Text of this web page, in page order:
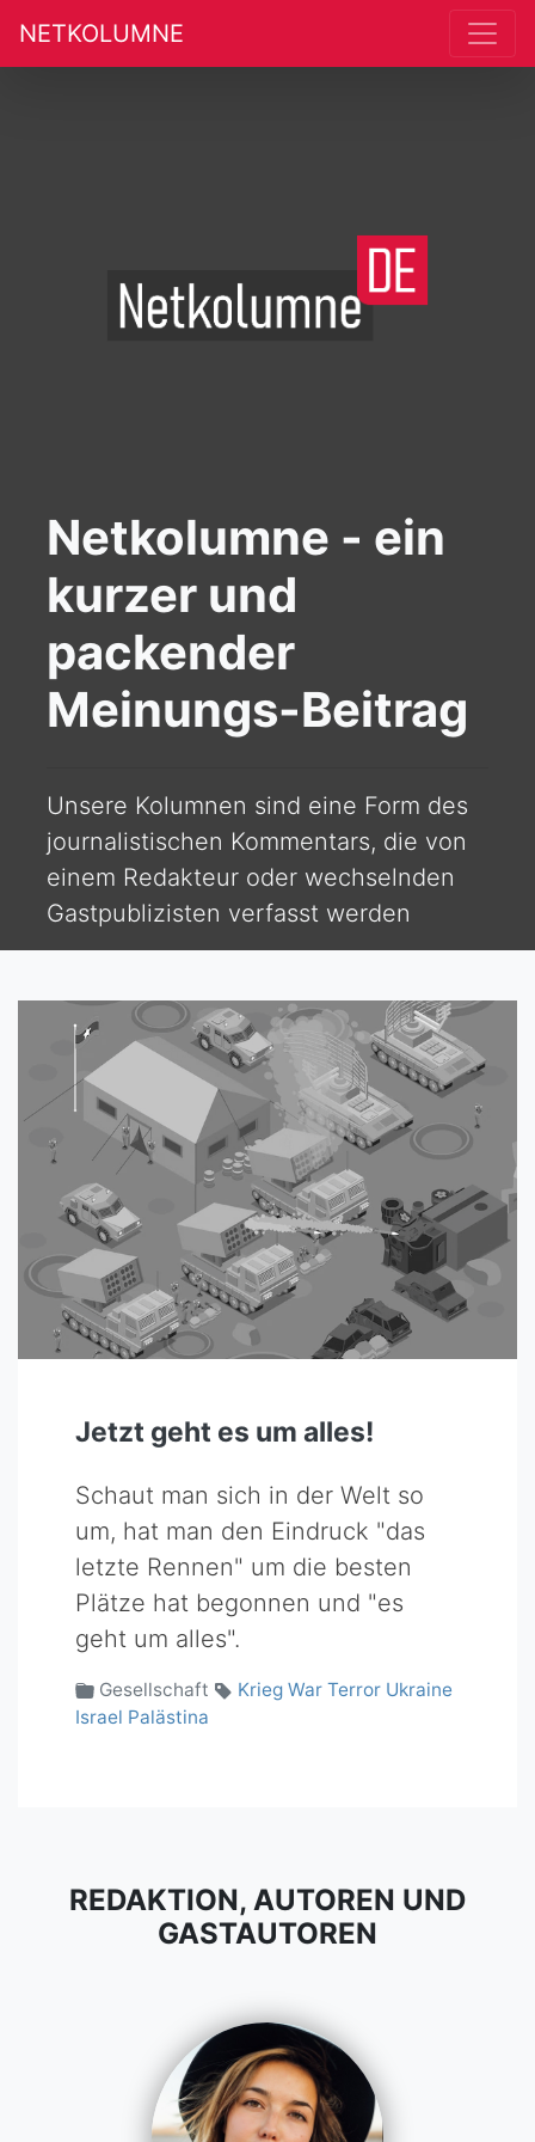
NETKOLUMNE
Netkolumne - ein
kurzer und
packender
Meinungs-Beitrag
Unsere Kolumnen sind eine Form des
journalistischen Kommentars, die von
einem Redakteur oder wechselnden
Gastpublizisten verfasst werden
Jetzt geht es um alles!
Schaut man sich in der Welt so
um, hat man den Eindruck "das
letzte Rennen" um die besten
Plätze hat begonnen und "es
geht um alles".
Gesellschaft Krieg War Terror Ukraine
Israel Palästina
REDAKTION, AUTOREN UND
GASTAUTOREN